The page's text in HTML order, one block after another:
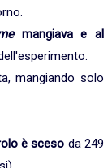
mangiava e al
mangiando solo
è sceso da 249